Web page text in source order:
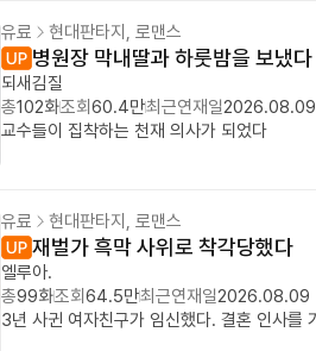
유료 현대판타지, 로맨스
병원장 막내딸과 하룻밤을 보냈다
되새김질
총102화조회60.4만최근연재일2026.08.09
교수들이 집착하는 천재 의사가 되었다
유료 현대판타지, 로맨스
재벌가 흑막 사위로 착각당했다
엘루아.
총99화조회64.5만최근연재일2026.08.09